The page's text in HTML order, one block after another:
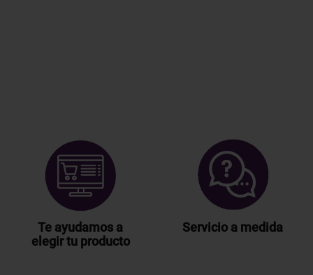
Te ayudamos a
elegir tu producto
Servicio a medida